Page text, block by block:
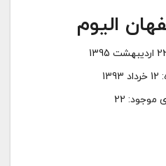
الیوم
1395
12 خرداد 1393
22